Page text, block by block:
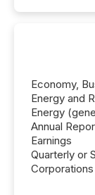
Economy,
Energy and
Energy
Annual
Earnings
Quarterly or
Corporations